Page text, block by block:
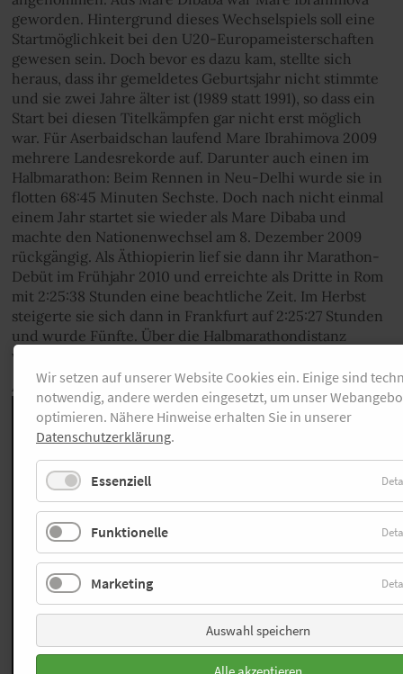
geworden. Hintergrund dieses Wechselspiels soll eine
Startmöglichkeit bei den U20-Europameisterschaften
gewesen sein. Doch bevor es dazu kam, stellte sich
heraus, dass ihr gemeldetes Geburtsjahr nicht stimmte
und sie zwei Jahre älter ist (1989 statt 1991), so dass ein
Start bei diesen Titelkämpfen gar nicht erst möglich
war. Für Aserbaidschan laufend Mare Ibrahimova 2009
mehrere Landesrekorde auf. Darunter auch einen im
Halbmarathon: Beim Rennen in Neu-Delhi wurde sie in
flotten 68:45 Minuten Sechste. Doch nach nicht einmal
einem Jahr startet sie wieder als Mare Dibaba und
machte den Nationenwechsel am 8. Dezember 2009
rückgängig. Als Äthiopierin lief sie dann ihr Marathon-
Debüt im Frühjahr 2010 und erreichte als Dritte in Rom
mit 2:25:38 Stunden eine beachtliche Zeit. Im Herbst
steigerte sie sich dann in Frankfurt auf 2:25:27 Stunden
und wurde Fünfte. Über die Halbmarathondistanz
verbesserte sie sich auf hochklassige 67:13 Minuten.
ANZEIGE
Wir setzen auf unserer Website Cookies ein. Einige sind
notwendig, andere werden eingesetzt, um unser
optimieren. Nähere Hinweise erhalten Sie in unserer
Datenschutzerklärung.
Essenziell
Funktionelle
Marketing
Auswahl speichern